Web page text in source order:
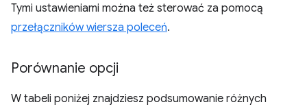
Tymi ustawieniami można też sterować za pomocą
przełączników wiersza poleceń.
Porównanie opcji
W tabeli poniżej znajdziesz podsumowanie różnych